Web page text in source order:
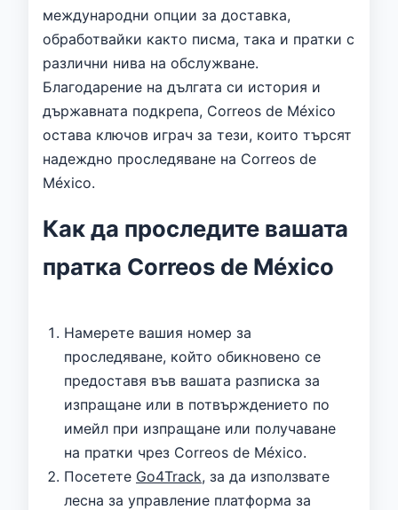
международни опции за доставка,
обработвайки както писма, така и пратки с
различни нива на обслужване.
Благодарение на дългата си история и
държавната подкрепа, Correos de México
остава ключов играч за тези, които търсят
надеждно проследяване на Correos de
México.
Как да проследите вашата
пратка Correos de México
Намерете вашия номер за
проследяване, който обикновено се
предоставя във вашата разписка за
изпращане или в потвърждението по
имейл при изпращане или получаване
на пратки чрез Correos de México.
Посетете Go4Track, за да използвате
лесна за управление платформа за